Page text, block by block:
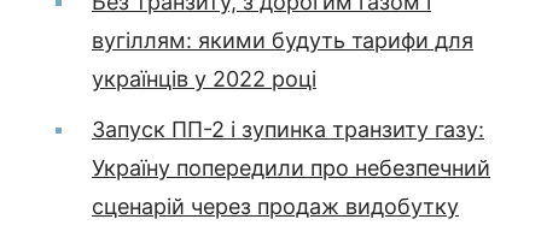
вугіллям: якими будуть тарифи для
українців у 2022 році
Запуск ПП-2 і зупинка транзиту газу:
Україну попередили про небезпечний
сценарій через продаж видобутку